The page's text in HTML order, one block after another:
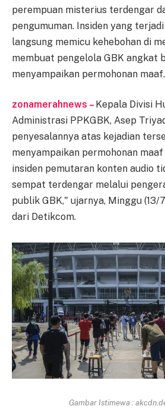
perempuan misterius terdengar
pengumuman. Insiden yang
langsung memicu kehebohan di
membuat pengelola GBK angkat
menyampaikan permohonan maaf.
zonamerahnews – Kepala Divisi
Administrasi PPKGBK, Asep
penyesalannya atas kejadian
menyampaikan permohonan
insiden pemutaran konten audio
sempat terdengar melalui
publik GBK," ujarnya, Minggu
dari Detikcom.
Gambar Istimewa :